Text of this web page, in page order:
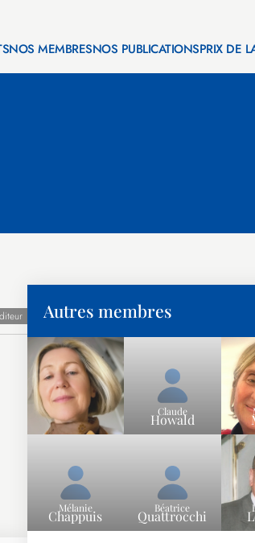
NOS MEMBRESNOS PUBLICATIONSPRIX DE
Autres membres
Claude
Howald
Mélanie
Chappuis Béatrice
Quattrocchi